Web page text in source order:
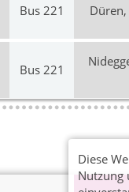
Bus 221
Bus 221
Diese
Nutzung